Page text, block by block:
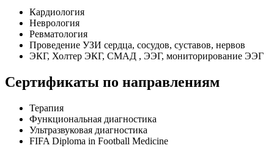
Кардиология
Неврология
Ревматология
Проведение УЗИ сердца, сосудов, суставов, нервов
ЭКГ, Холтер ЭКГ, СМАД , ЭЭГ, мониторирование ЭЭГ
Сертификаты по направлениям
Терапия
Функциональная диагностика
Ультразвуковая диагностика
FIFA Diploma in Football Medicine